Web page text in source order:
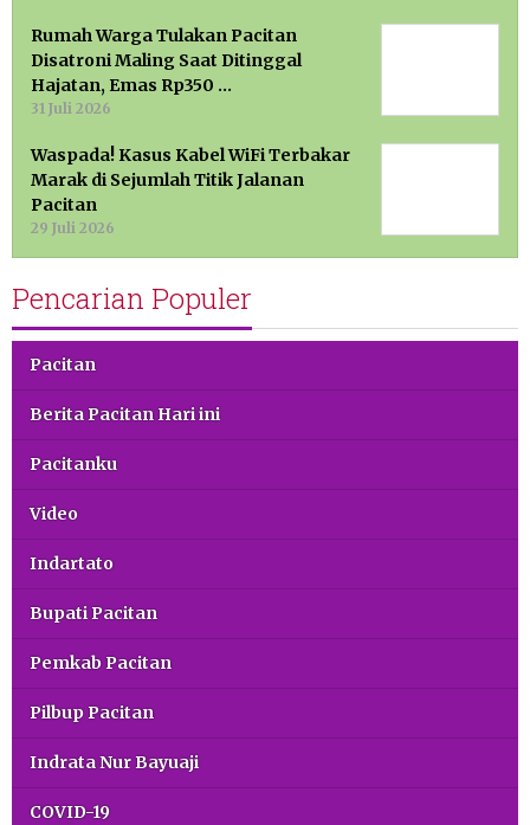
Rumah Warga Tulakan Pacitan
Disatroni Maling Saat Ditinggal
Hajatan, Emas Rp350 …
31 Juli 2026
Waspada! Kasus Kabel WiFi Terbakar
Marak di Sejumlah Titik Jalanan
Pacitan
29 Juli 2026
Pencarian Populer
Pacitan
Berita Pacitan Hari ini
Pacitanku
Video
Indartato
Bupati Pacitan
Pemkab Pacitan
Pilbup Pacitan
Indrata Nur Bayuaji
COVID-19